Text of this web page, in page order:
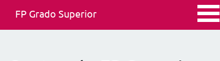
FP Grado Superior